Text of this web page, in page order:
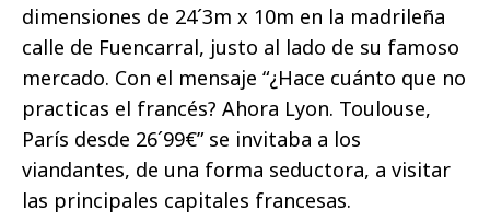
dimensiones de 24´3m x 10m en la madrileña
calle de Fuencarral, justo al lado de su famoso
mercado. Con el mensaje “¿Hace cuánto que no
practicas el francés? Ahora Lyon. Toulouse,
París desde 26´99€” se invitaba a los
viandantes, de una forma seductora, a visitar
las principales capitales francesas.